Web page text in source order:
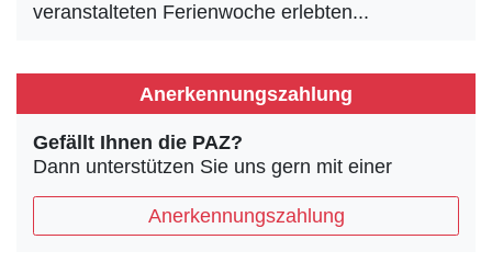
veranstalteten Ferienwoche erlebten...
Anerkennungszahlung
Gefällt Ihnen die PAZ?
Dann unterstützen Sie uns gern mit einer
Anerkennungszahlung